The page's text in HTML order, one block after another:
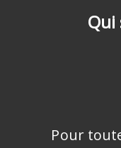
Qui
Pour